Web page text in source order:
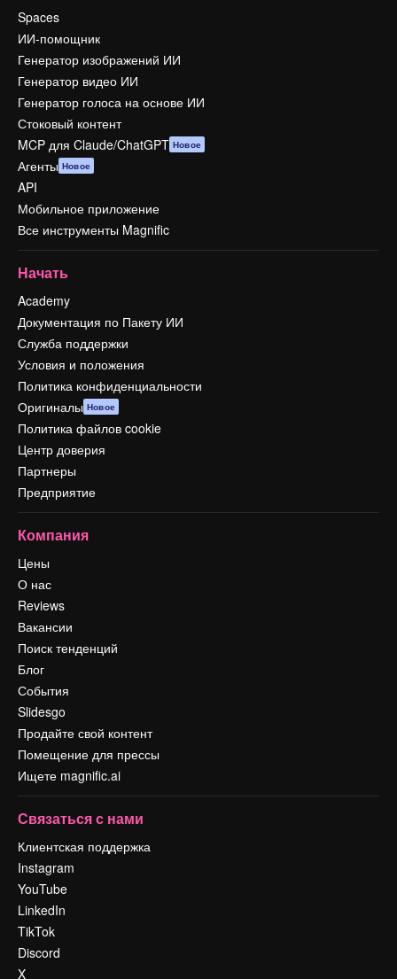
Spaces
ИИ-помощник
Генератор изображений ИИ
Генератор видео ИИ
Генератор голоса на основе ИИ
Стоковый контент
MCP для Claude/ChatGPT Новое
Агенты Новое
API
Мобильное приложение
Все инструменты Magnific
Начать
Academy
Документация по Пакету ИИ
Служба поддержки
Условия и положения
Политика конфиденциальности
Оригиналы Новое
Политика файлов cookie
Центр доверия
Партнеры
Предприятие
Компания
Цены
О нас
Reviews
Вакансии
Поиск тенденций
Блог
События
Slidesgo
Продайте свой контент
Помещение для прессы
Ищете magnific.ai
Связаться с нами
Клиентская поддержка
Instagram
YouTube
LinkedIn
TikTok
Discord
X